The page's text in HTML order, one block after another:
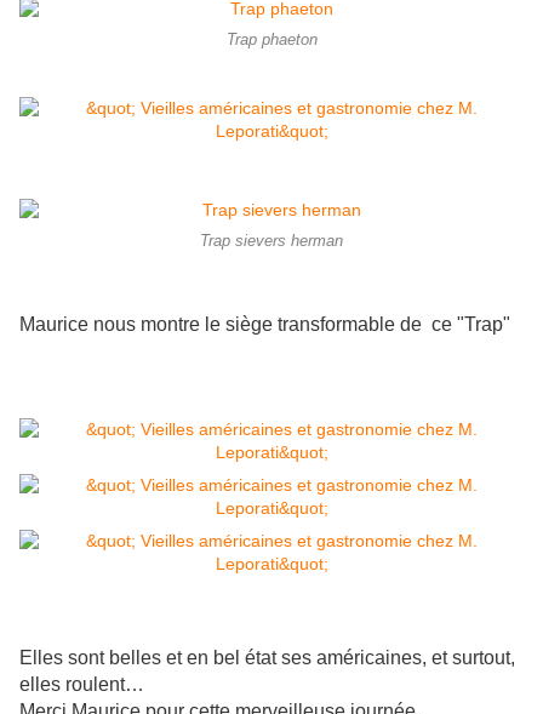
Trap phaeton
Trap sievers herman
Maurice nous montre le siège transformable de ce "Trap"
Elles sont belles et en bel état ses américaines, et surtout,
elles roulent…